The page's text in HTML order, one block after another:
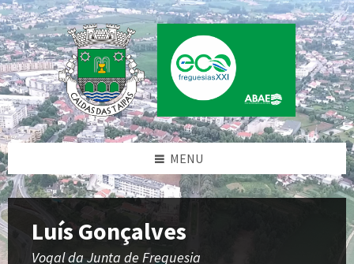
Skip
to
content
Skip
to
left
sidebar
Skip
to
footer
MENU
Luís Gonçalves
Vogal da Junta de Freguesia